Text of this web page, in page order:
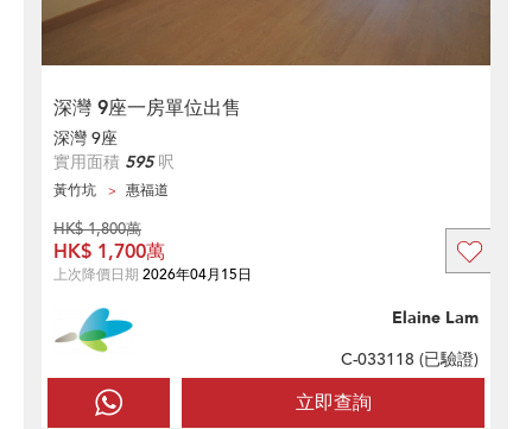
深灣 9座一房單位出售
深灣 9座
實用面積 595呎
黃竹坑 惠福道
立即查詢
Elaine Lam
C-033118 (已驗證)
HK$ 1,800萬
HK$ 1,700萬
上次降價日期 2026年04月15日